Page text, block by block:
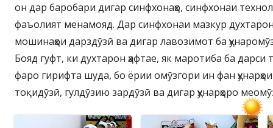
он дар баробари дигар синфхонаҳо, синфхонаи
фаъолият менамояд. Дар синфхонаи мазкур
мошинаҳои дарздӯзӣ ва дигар лавозимот ба
Бояд гуфт, ки духтарон ҳафтае, як маротиба ба дарси
фаро гирифта шуда, бо ёрии омӯзгори ин фан
тоқидӯзӣ, гулдӯзию зардӯзӣ ва дигар ҳунарҳоро